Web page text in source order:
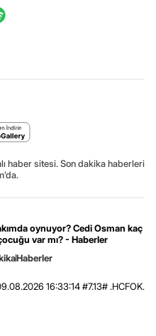
haber sitesi. Son dakika haberleri
oynuyor? Cedi Osman kaç
var mı? - Haberler
Haberler
16:33:14 #7.13# .HCFOK.